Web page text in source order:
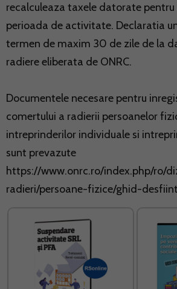
recalculeaza taxele datorate pentru
perioada de activitate. Declaratia
termen de maxim 30 de zile de la
radiere eliberata de ONRC.
Documentele necesare pentru
comertului a radierii persoanelor
intreprinderilor individuale si
sunt prevazute
https://www.onrc.ro/index.php/ro/
radieri/persoane-fizice/ghid-